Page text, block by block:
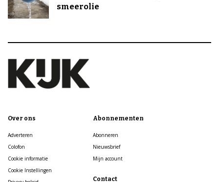
smeerolie
Over ons
Adverteren
Colofon
Cookie informatie
Cookie Instellingen
Abonnementen
Abonneren
Nieuwsbrief
Mijn account
Contact